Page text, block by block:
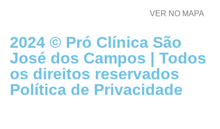
VER NO MAPA
2024 © Pró Clínica São
José dos Campos | Todos
os direitos reservados
Política de Privacidade